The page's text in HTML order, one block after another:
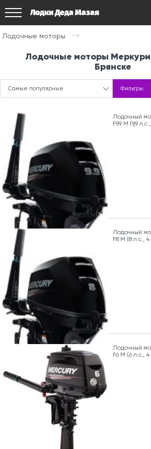
Лодки Деда Мазая
Лодочные моторы
Лодочные моторы Меркури
Брянске
Самые популярные Фильтры
Лодочный
F9.9 M (9,9
Лодочный
F8 M (8 л.с.,
Лодочный
F6 M (6 л.с.,